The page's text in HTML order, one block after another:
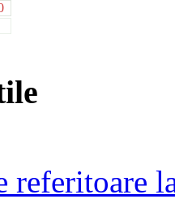
referitoare